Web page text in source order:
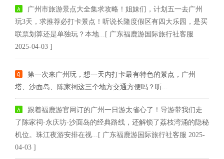
广州市旅游景点大全集求攻略！姐妹们，计划五一去广州
玩3天，求推荐必打卡景点！听说长隆度假区有四大乐园，是买
联票划算还是单独玩？本地...[ 广东福鹿游国际旅行社客服
2025-04-03 ]
第一次来广州玩，想一天内打卡最有特色的景点，广州
塔、沙面岛、陈家祠这三个地方交通方便吗？听...
跟着福鹿游官网订的广州一日游太省心了！导游带我们走
了陈家祠-永庆坊-沙面岛的经典路线，还解锁了荔枝湾涌的隐秘
机位。珠江夜游安排在视...[ 广东福鹿游国际旅行社客服 2025-
04-03 ]